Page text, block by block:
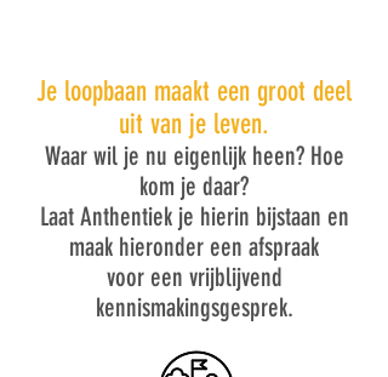
Je loopbaan maakt een groot deel
uit van je leven.
Waar wil je nu eigenlijk heen? Hoe
kom je daar?
Laat Anthentiek je hierin bijstaan en
maak hieronder een afspraak
voor een vrijblijvend
kennismakingsgesprek.